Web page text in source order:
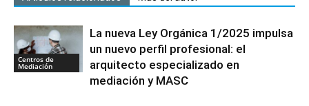
Centros de
Mediación
La nueva Ley Orgánica 1/2025 impulsa
un nuevo perfil profesional: el
arquitecto especializado en
mediación y MASC